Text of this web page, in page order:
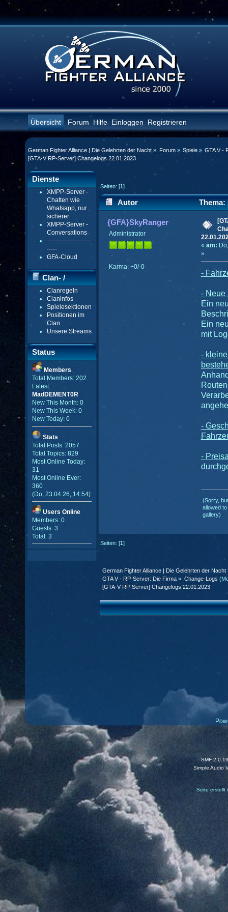
Übersicht Forum Hilfe Einloggen Registrieren
German Fighter Alliance | Die Gelehrten der Nacht » Forum» Spiele» GTA V -
[GTA-V RP-Server] Changelogs 22.01.2023
Dienste
XMPP-Server -
Chatten wie
Whatsapp, nur
sicherer
XMPP-Server -
Conversations
----------------------
-----
GFA-Cloud
Clan- /
Gildenmenü
Clanregeln
Claninfos
Spielesektionen
Positionen im
Clan
Unsere Streams
Status
Members
Total Members: 202
Latest:
MadDEMENT0R
New This Month: 0
New This Week: 0
New Today: 0
Stats
Total Posts: 2057
Total Topics: 829
Most Online Today:
31
Most Online Ever:
360
(Do, 23.04.26, 14:54)
Users Online
Members: 0
Guests: 3
Total: 3
Seiten: [1]
Autor
Thema:
22.01.2023 (Gelesen 16390 mal)
{GFA}SkyRanger
Administrator
Karma: +0/-0
« am:
»
-
- Neue
Ein
Ein
mit
-
-
-
(Sorry,
allowed
gallery)
Seiten: [1]
German Fighter Alliance | Die Gelehrten der Nacht
GTA V - RP-Server: Die Firma » Change-Logs
[GTA-V RP-Server] Changelogs 22.01.2023
SMF 2.0.19
Simple Audio
Seite erstellt